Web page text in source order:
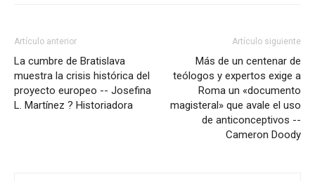
Artículo anterior
La cumbre de Bratislava
muestra la crisis histórica del
proyecto europeo -- Josefina
L. Martínez ? Historiadora
Artículo siguiente
Más de un centenar de
teólogos y expertos exige a
Roma un «documento
magisteral» que avale el uso
de anticonceptivos --
Cameron Doody